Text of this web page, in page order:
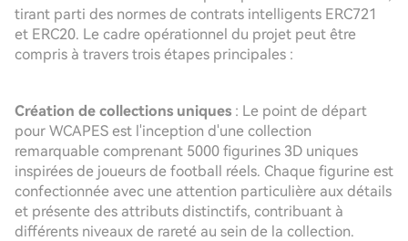
tirant parti des normes de contrats intelligents ERC721
et ERC20. Le cadre opérationnel du projet peut être
compris à travers trois étapes principales :
Création de collections uniques : Le point de départ
pour WCAPES est l'inception d'une collection
remarquable comprenant 5000 figurines 3D uniques
inspirées de joueurs de football réels. Chaque figurine est
confectionnée avec une attention particulière aux détails
et présente des attributs distinctifs, contribuant à
différents niveaux de rareté au sein de la collection.